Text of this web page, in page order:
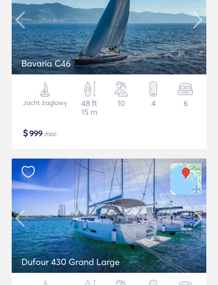
Bavaria C46
Jacht żaglowy
48 ft
15 m
10 4 6
$999 /noc
Dufour 430 Grand Large